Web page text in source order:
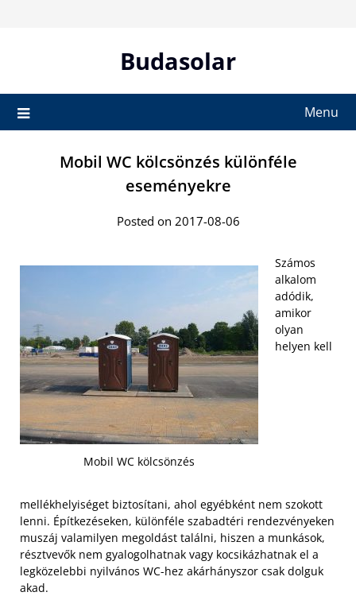
Budasolar
Menu
Mobil WC kölcsönzés különféle
eseményekre
Posted on 2017-08-06
Mobil WC kölcsönzés
Számos
alkalom
adódik,
amikor
olyan
helyen kell
mellékhelyiséget biztosítani, ahol egyébként nem szokott
lenni. Építkezéseken, különféle szabadtéri rendezvényeken
muszáj valamilyen megoldást találni, hiszen a munkások,
résztvevők nem gyalogolhatnak vagy kocsikázhatnak el a
legközelebbi nyilvános WC-hez akárhányszor csak dolguk
akad.